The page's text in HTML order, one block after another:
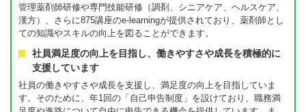
管理薬剤師研修や専門技能研修（調剤、シニアケア、ヘルスケア、
漢方）、さらに875講座のe-learningが提供されており、薬剤師とし
ての知識やスキルの向上を図ることができます。
社員満足度の向上を目指し、働きやすさや成長を積極的に
支援しています
社員の働きやすさや成長を支援し、満足度の向上を目指していま
す。そのために、年1回の「自己申告制度」を設けており、職務満